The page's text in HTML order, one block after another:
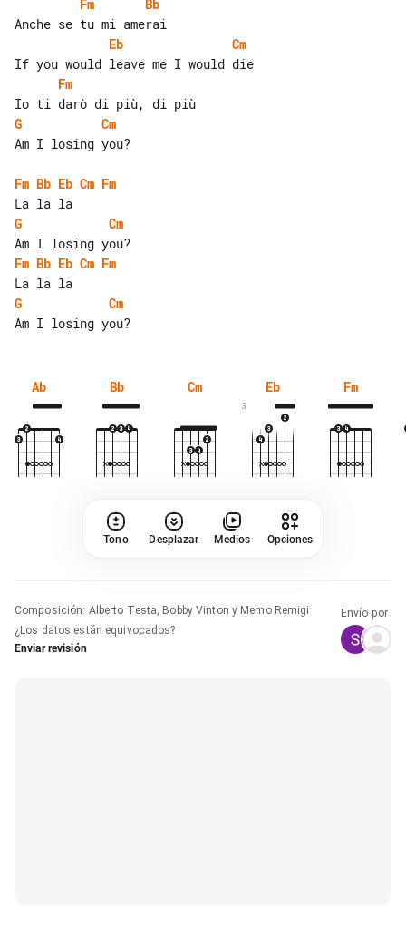
Fm
Bb
Eb
Cm
Fm
G
Cm
Am I losing you?
Fm Bb Eb Cm Fm
G
Cm
Fm Bb Eb Cm Fm
G
Cm
Ab Bb Cm Eb
3
Fm
Tono Desplazar Medios Opciones
Composición: Alberto Testa, Bobby Vinton y Memo Remigi
¿Los datos están equivocados?
Enviar revisión
Envío por